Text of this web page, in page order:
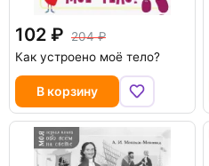
102
204
Как устроено моё тело?
В корзину